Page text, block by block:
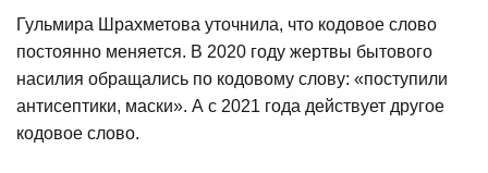
Гульмира Шрахметова уточнила, что кодовое слово
постоянно меняется. В 2020 году жертвы бытового
насилия обращались по кодовому слову: «поступили
антисептики, маски». А с 2021 года действует другое
кодовое слово.